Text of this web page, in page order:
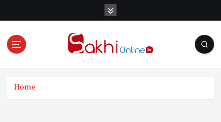
Online News Portal
Home